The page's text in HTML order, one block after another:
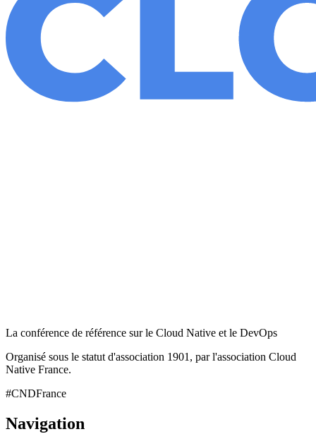
La conférence de référence sur le Cloud Native et le DevOps
Organisé sous le statut d'association 1901, par l'association Cloud
Native France.
#CNDFrance
Navigation